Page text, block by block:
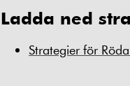
Ladda ned
Strategier för